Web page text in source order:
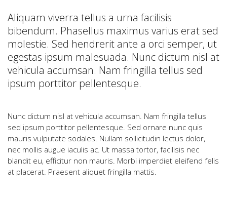
Aliquam viverra tellus a urna facilisis
bibendum. Phasellus maximus varius erat sed
molestie. Sed hendrerit ante a orci semper, ut
egestas ipsum malesuada. Nunc dictum nisl at
vehicula accumsan. Nam fringilla tellus sed
ipsum porttitor pellentesque.
Nunc dictum nisl at vehicula accumsan. Nam fringilla tellus
sed ipsum porttitor pellentesque. Sed ornare nunc quis
mauris vulputate sodales. Nullam sollicitudin lectus dolor,
nec mollis augue iaculis ac. Ut massa tortor, facilisis nec
blandit eu, efficitur non mauris. Morbi imperdiet eleifend felis
at placerat. Praesent aliquet fringilla mattis.